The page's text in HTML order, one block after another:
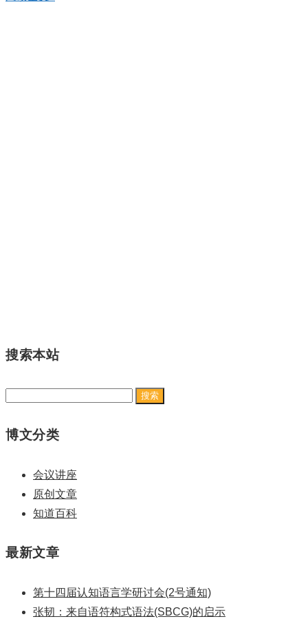
搜索本站
博文分类
会议讲座
原创文章
知道百科
最新文章
第十四届认知语言学研讨会(2号通知)
张韧：来自语符构式语法(SBCG)的启示